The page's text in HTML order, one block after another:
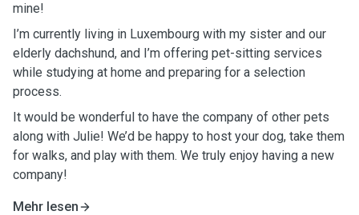
mine!
I’m currently living in Luxembourg with my sister and our
elderly dachshund, and I’m offering pet-sitting services
while studying at home and preparing for a selection
process.
It would be wonderful to have the company of other pets
along with Julie! We’d be happy to host your dog, take them
for walks, and play with them. We truly enjoy having a new
company!
Mehr lesen